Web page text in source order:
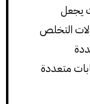
يجعل
التخلص
متعددة